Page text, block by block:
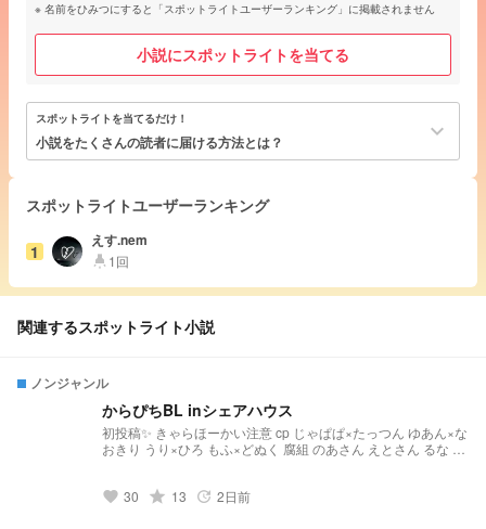
名前をひみつにすると「スポットライトユーザーランキング」に掲載されません
小説にスポットライトを当てる
スポットライトを当てるだけ！
小説をたくさんの読者に届ける方法とは？ keyboard_arrow_down
スポットライトユーザーランキング
1
えす.nem
highlight 1回
関連するスポットライト小説
ノンジャンル
からぴちBL inシェアハウス
初投稿✨️ きゃらほーかい注意 cp じゃぱぱ×たっつん ゆあん×な
おきり うり×ひろ もふ×どぬく 腐組 のあさん えとさん るな シ
の「ふわふわ鱈メーカー4」でつくったよ！
favorite 30 grade 13 update 2日前